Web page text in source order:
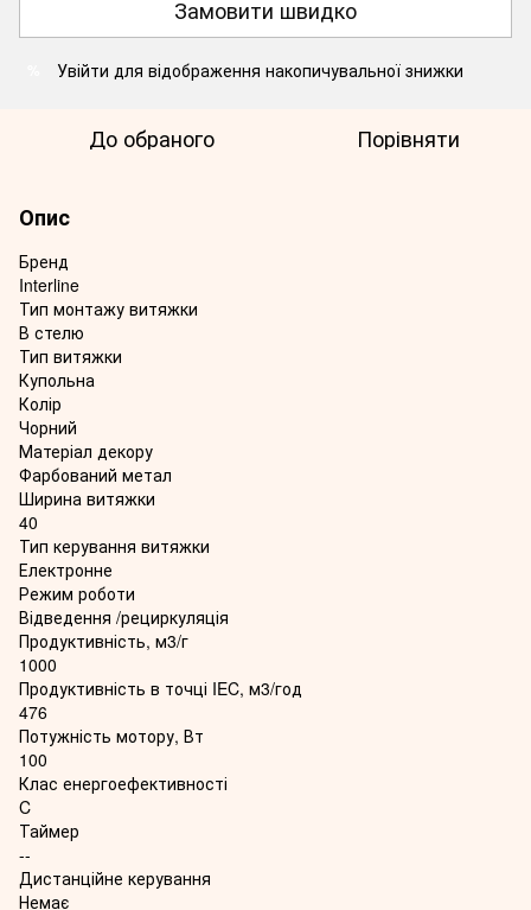
Замовити швидко
Увійти для відображення накопичувальної знижки
До обраного Порівняти
Опис
Бренд
Interline
Тип монтажу витяжки
В стелю
Тип витяжки
Купольна
Колір
Чорний
Матеріал декору
Фарбований метал
Ширина витяжки
40
Тип керування витяжки
Електронне
Режим роботи
Відведення /рециркуляція
Продуктивність, м3/г
1000
Продуктивність в точці IEC, м3/год
476
Потужність мотору, Вт
100
Клас енергоефективності
C
Таймер
--
Дистанційне керування
Немає